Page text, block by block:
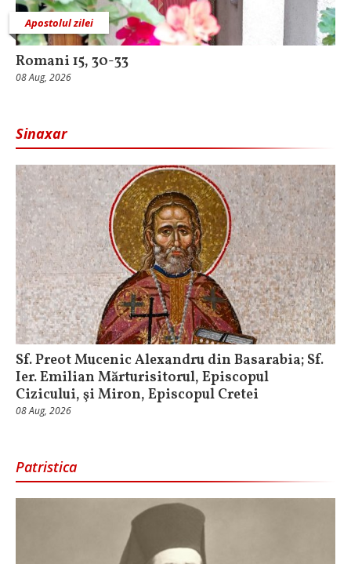
Apostolul zilei
Romani 15, 30-33
08 Aug, 2026
Sinaxar
Sf. Preot Mucenic Alexandru din Basarabia; Sf.
Ier. Emilian Mărturisitorul, Episcopul
Cizicului, şi Miron, Episcopul Cretei
08 Aug, 2026
Patristica